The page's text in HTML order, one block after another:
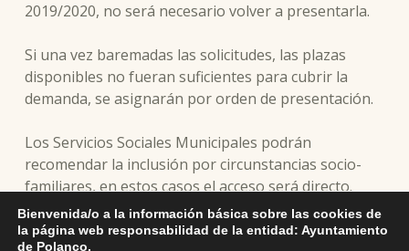
2019/2020, no será necesario volver a presentarla.
Si una vez baremadas las solicitudes, las plazas
disponibles no fueran suficientes para cubrir la
demanda, se asignarán por orden de presentación.
Los Servicios Sociales Municipales podrán
recomendar la inclusión por circunstancias socio-
familiares, en estos casos el acceso será directo.
Modelo de Instancia
Bienvenida/o a la información básica sobre las cookies de
la página web responsabilidad de la entidad: Ayuntamiento
de Polanco.